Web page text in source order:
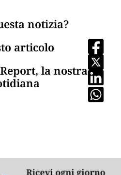
notizia?
articolo
la nostra